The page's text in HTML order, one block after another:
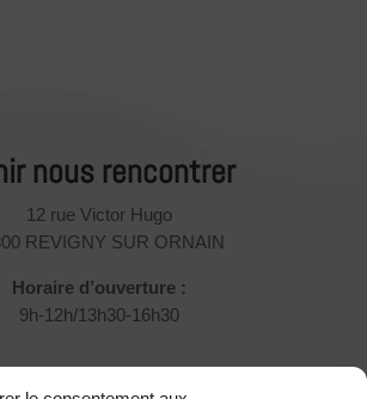
nous rencontrer
12 rue Victor Hugo
REVIGNY SUR ORNAIN
Horaire d’ouverture :
9h-12h/13h30-16h30
nous !